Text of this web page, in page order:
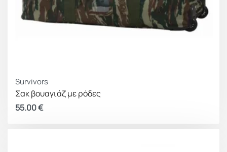
Survivors
Σακ βουαγιάζ με ρόδες
55.00€